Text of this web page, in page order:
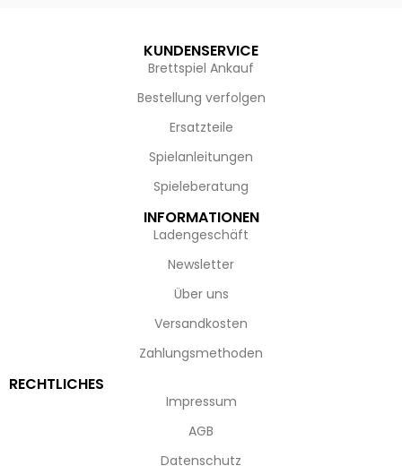
KUNDENSERVICE
Brettspiel Ankauf
Bestellung verfolgen
Ersatzteile
Spielanleitungen
Spieleberatung
INFORMATIONEN
Ladengeschäft
Newsletter
Über uns
Versandkosten
Zahlungsmethoden
RECHTLICHES
Impressum
AGB
Datenschutz